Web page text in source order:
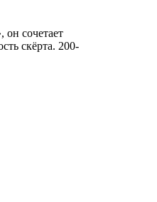
сочетает
скёрта. 200-